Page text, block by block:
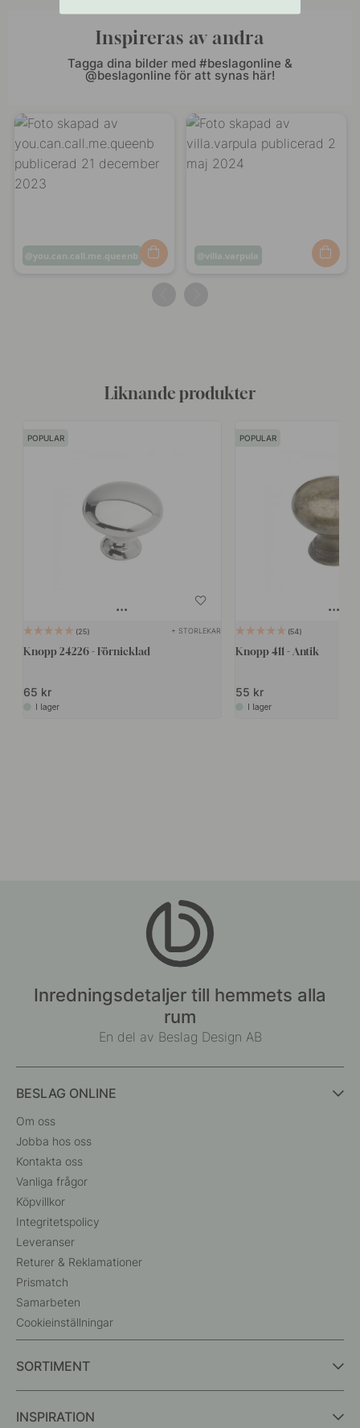
Inspireras av andra
Tagga dina bilder med #beslagonline &
@beslagonline för att synas här!
Inlägg
you.can.call.me.queenb
Inlägg
villa.varpula
Liknande produkter
POPULAR
25 + STORLEKAR
Knopp 24226 - Förnicklad
65 kr
I lager
POPULAR
54
Knopp 411 - Antik
55 kr
I lager
Inredningsdetaljer till hemmets alla
rum
En del av Beslag Design AB
BESLAG ONLINE
Om oss
Jobba hos oss
Kontakta oss
Vanliga frågor
Köpvillkor
Integritetspolicy
Leveranser
Returer & Reklamationer
Prismatch
Samarbeten
Cookieinställningar
SORTIMENT
INSPIRATION